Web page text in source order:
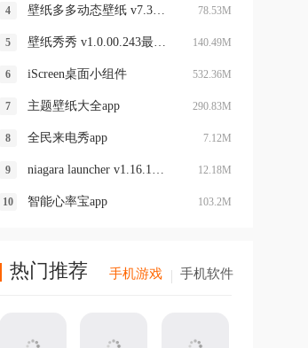
壁纸多多动态壁纸 v7.3.0.0手机版 78.53M
壁纸秀秀 v1.0.00.243最新版 140.49M
iScreen桌面小组件 532.36M
主题壁纸大全app 290.83M
全民来电秀app 7.12M
niagara launcher v1.16.15最新版 12.18M
智能心率宝app 103.2M
热门推荐 手机游戏 手机软件